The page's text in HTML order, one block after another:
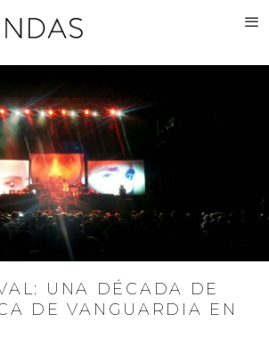
UNA DÉCADA DE
DE VANGUARDIA EN